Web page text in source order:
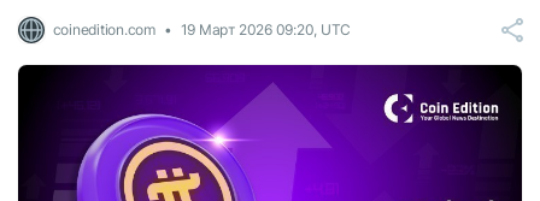
coinedition.com 19 Март 2026 09:20, UTC